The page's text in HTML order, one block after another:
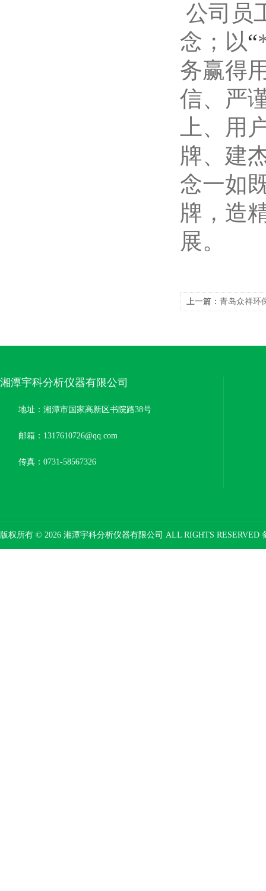
公司员
念；以“
务赢得
信、严
上、用
牌、建
念一如
牌，造
展。
上一篇： 青岛众祥环
湘潭宇科分析仪器有限公司
地址：湘潭市国家高新区书院路38号
邮箱：1317610726@qq.com
传真：0731-58567326
版权所有 © 2026 湘潭宇科分析仪器有限公司 ALL RIGHTS RESERVED